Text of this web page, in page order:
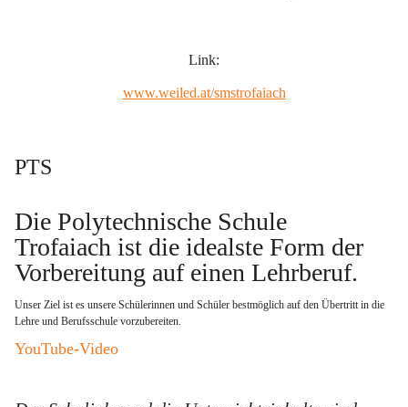
Link:
www.weiled.at/smstrofaiach
PTS
Die Polytechnische Schule
Trofaiach ist die idealste Form der
Vorbereitung auf einen Lehrberuf.
Unser Ziel ist es unsere Schülerinnen und Schüler bestmöglich auf den Übertritt in die
Lehre und Berufsschule vorzubereiten.
YouTube-Video